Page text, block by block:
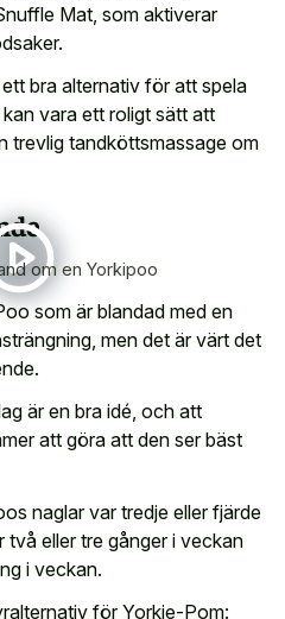
Mat, som aktiverar
bra alternativ för att spela
vara ett roligt sätt att
trevlig tandköttsmassage om
om en Yorkipoo
som är blandad med en
men det är värt det
är en bra idé, och att
att göra att den ser bäst
naglar var tredje eller fjärde
eller tre gånger i veckan
i veckan.
för Yorkie-Pom: